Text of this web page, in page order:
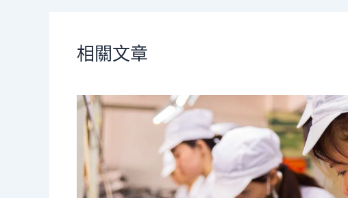
相關文章